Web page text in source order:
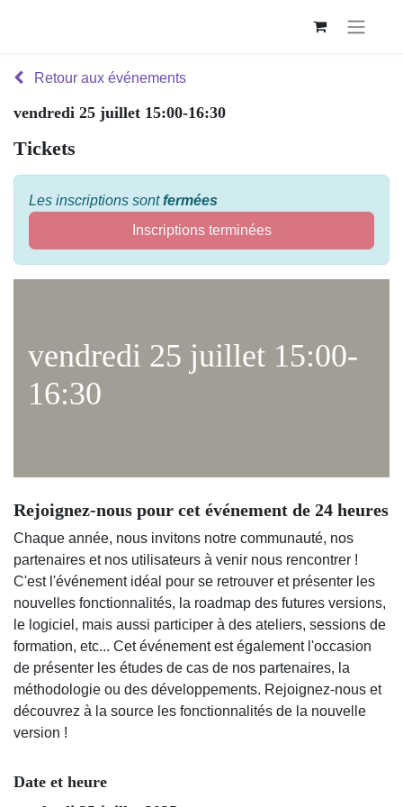
Retour aux événements
vendredi 25 juillet 15:00-16:30
Tickets
Les inscriptions sontfermées
Inscriptions terminées
vendredi 25 juillet 15:00-
16:30
Rejoignez-nous pour cet événement de 24 heures
Chaque année, nous invitons notre communauté, nos
partenaires et nos utilisateurs à venir nous rencontrer !
C'est l'événement idéal pour se retrouver et présenter les
nouvelles fonctionnalités, la roadmap des futures versions,
le logiciel, mais aussi participer à des ateliers, sessions de
formation, etc... Cet événement est également l'occasion
de présenter les études de cas de nos partenaires, la
méthodologie ou des développements. Rejoignez-nous et
découvrez à la source les fonctionnalités de la nouvelle
version !
Date et heure